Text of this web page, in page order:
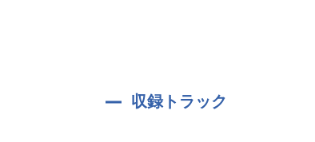
収録トラック